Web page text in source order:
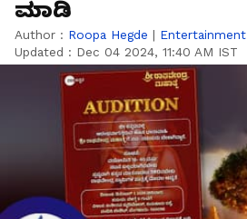
ಮಾಡಿ
Author : Roopa Hegde | Entertainment
Updated : Dec 04 2024, 11:40 AM IST